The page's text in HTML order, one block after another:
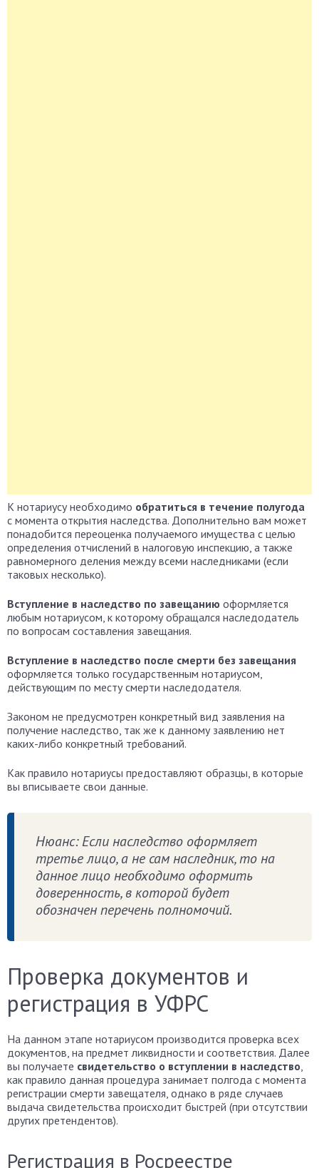
К нотариусу необходимо обратиться в течение полугода
с момента открытия наследства. Дополнительно вам может
понадобится переоценка получаемого имущества с целью
определения отчислений в налоговую инспекцию, а также
равномерного деления между всеми наследниками (если
таковых несколько).
Вступление в наследство по завещанию оформляется
любым нотариусом, к которому обращался наследодатель
по вопросам составления завещания.
Вступление в наследство после смерти без завещания
оформляется только государственным нотариусом,
действующим по месту смерти наследодателя.
Законом не предусмотрен конкретный вид заявления на
получение наследство, так же к данному заявлению нет
каких-либо конкретный требований.
Как правило нотариусы предоставляют образцы, в которые
вы вписываете свои данные.
Нюанс: Если наследство оформляет
третье лицо, а не сам наследник, то на
данное лицо необходимо оформить
доверенность, в которой будет
обозначен перечень полномочий.
Проверка документов и
регистрация в УФРС
На данном этапе нотариусом производится проверка всех
документов, на предмет ликвидности и соответствия. Далее
вы получаете свидетельство о вступлении в наследство
как правило данная процедура занимает полгода с момента
регистрации смерти завещателя, однако в ряде случаев
выдача свидетельства происходит быстрей (при отсутствии
других претендентов).
Регистрация в Росреестре